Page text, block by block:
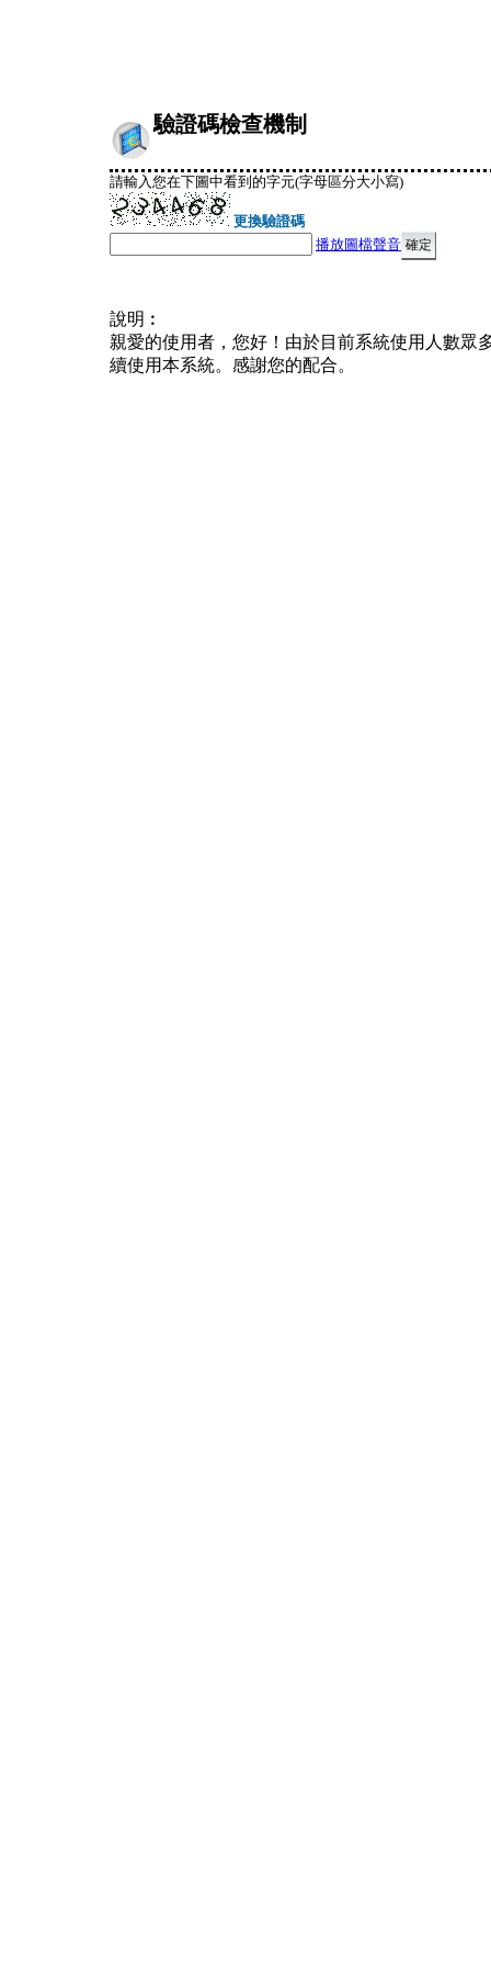
驗證碼檢查機制
請輸入您在下圖中看到的字元(字母區分大小寫)
更換驗證碼
播放圖檔聲音
說明︰
親愛的使用者，您好！由於目前系統使用人數眾
續使用本系統。感謝您的配合。